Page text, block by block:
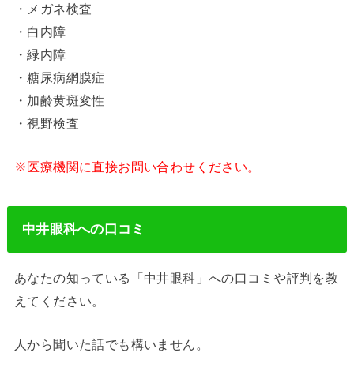
・メガネ検査
・白内障
・緑内障
・糖尿病網膜症
・加齢黄斑変性
・視野検査
※医療機関に直接お問い合わせください。
中井眼科への口コミ
あなたの知っている「中井眼科」への口コミや評判を教
えてください。
人から聞いた話でも構いません。